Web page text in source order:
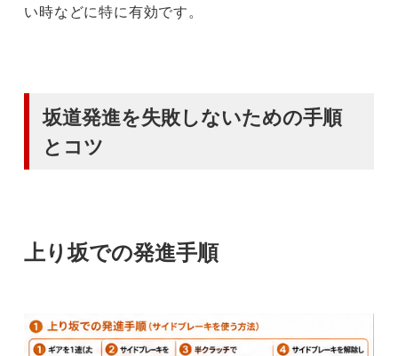
い時などに特に有効です。
坂道発進を失敗しないための手順
とコツ
上り坂での発進手順